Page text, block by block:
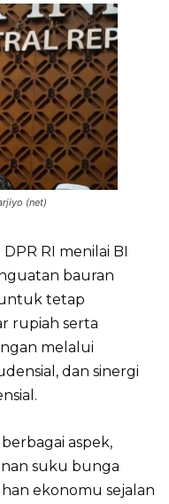
(net)
DPR RI menilai BI
bauran
tetap
rupiah serta
melalui
dan sinergi
aspek,
suku bunga
ekonomu sejalan